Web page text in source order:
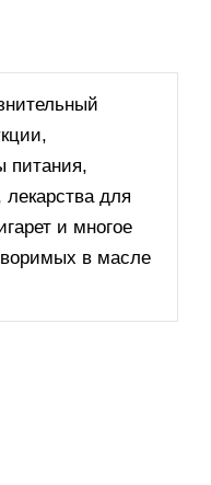
питания,
для
и многое
в масле